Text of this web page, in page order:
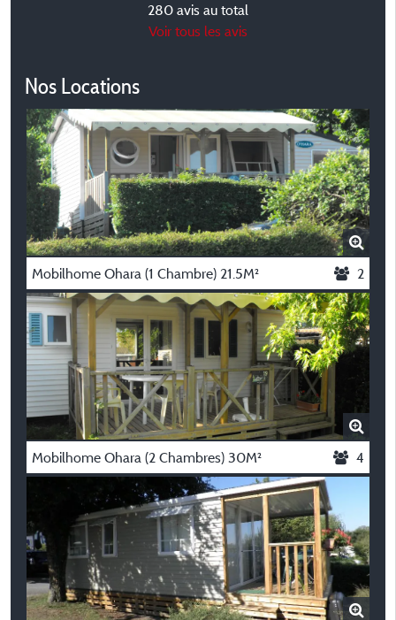
280 avis au total
Voir tous les avis
Nos Locations
Mobilhome Ohara (1 Chambre) 21.5M² 2
Mobilhome Ohara (2 Chambres) 30M² 4